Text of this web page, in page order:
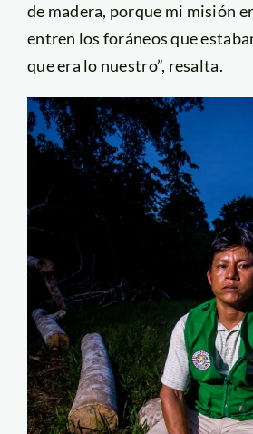
de madera, porque mi misión
entren los foráneos que
que era lo nuestro”, resalta.